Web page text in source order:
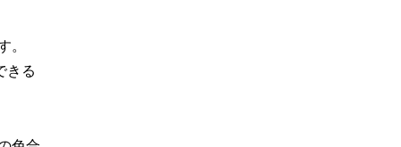
きる